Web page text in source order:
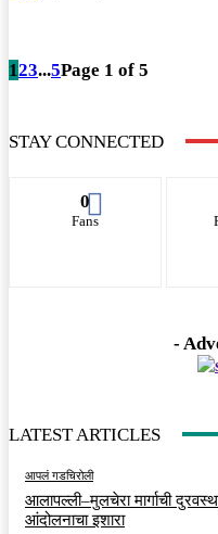
123...5Page 1 of 5
STAY CONNECTED
0
Fans
-
LATEST ARTICLES
आपलं गडचिरोली
आलापल्ली–मुलचेरा मार्गाची
आंदोलनाचा इशारा